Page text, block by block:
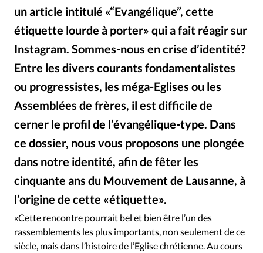
Se connecter
Édition: Internationale
Devise:
Tous les articles
Actualité chrétienne
Actualité internationale
Chronique
Culture
Dossier
Eglises Foi Génération réveil
Monde
Opinions
Publireportage
Relations Aujourd'hui
Société
Tour du monde des Eglises
Trait d'Ixène
Vécu
Vie Intérieure
un article intitulé «“Evangélique”, cette
étiquette lourde à porter» qui a fait réagir sur
Instagram. Sommes-nous en crise d’identité?
Entre les divers courants fondamentalistes
ou progressistes, les méga-Eglises ou les
Assemblées de frères, il est difficile de
cerner le profil de l’évangélique-type. Dans
ce dossier, nous vous proposons une plongée
dans notre identité, afin de fêter les
cinquante ans du Mouvement de Lausanne, à
l’origine de cette «étiquette».
«Cette rencontre pourrait bel et bien être l’un des
rassemblements les plus importants, non seulement de ce
siècle, mais dans l’histoire de l’Eglise chrétienne. Au cours